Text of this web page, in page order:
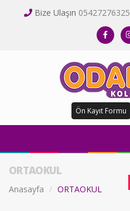
Bize Ulaşın 05427276325
Ön Kayıt Formu
ORTAOKUL
Anasayfa ORTAOKUL